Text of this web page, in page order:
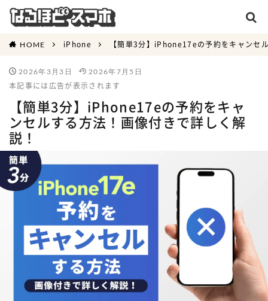
HOME iPhone 【簡単3分】iPhone17eの予約をキャンセ
2026年3月3日 2026年7月5日
本記事には広告が表示されます
【簡単3分】iPhone17eの予約をキャ
ンセルする方法！画像付きで詳しく解
説！